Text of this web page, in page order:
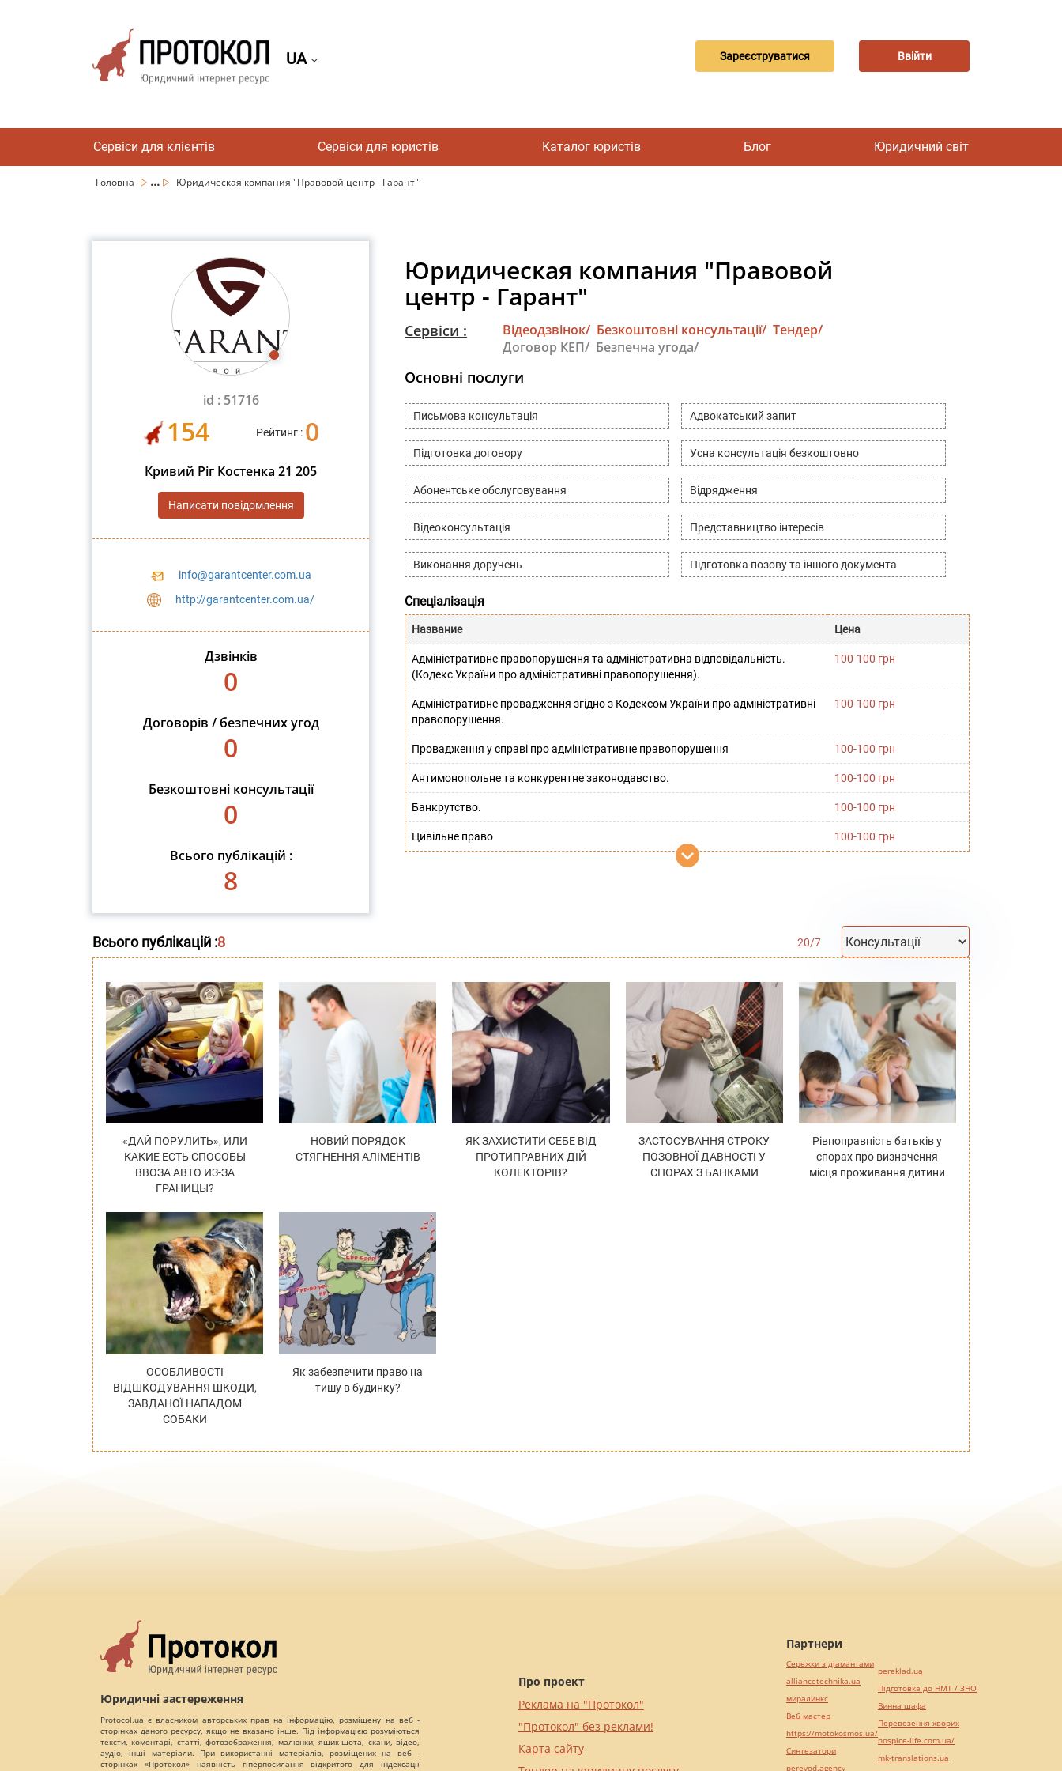
UA Зареєструватися Ввійти
Сервіси для клієнтів Сервіси для юристів Каталог юристів Блог Юридичний світ
Головна ... Юридическая компания "Правовой центр - Гарант"
id : 51716
154 Рейтинг : 0
Кривий Ріг Костенка 21 205
Написати повідомлення
info@garantcenter.com.ua
http://garantcenter.com.ua/
Дзвінків
0
Договорів / безпечних угод
0
Безкоштовні консультації
0
Всього публікацій :
8
Юридическая компания "Правовой
центр - Гарант"
Сервіси : Відеодзвінок/ Безкоштовні консультації/ Тендер/
Договор КЕП/ Безпечна угода/
Основні послуги
Письмова консультація Адвокатський запит
Підготовка договору Усна консультація безкоштовно
Абонентське обслуговування Відрядження
Відеоконсультація Представництво інтересів
Виконання доручень Підготовка позову та іншого документа
Спеціалізація
Название Цена
Адміністративне правопорушення та адміністративна відповідальність.
(Кодекс України про адміністративні правопорушення).
100-100 грн
Адміністративне провадження згідно з Кодексом України про адміністративні
правопорушення.
100-100 грн
Провадження у справі про адміністративне правопорушення 100-100 грн
Антимонопольне та конкурентне законодавство. 100-100 грн
Банкрутство. 100-100 грн
Цивільне право 100-100 грн
Всього публікацій :8 20/7
«ДАЙ ПОРУЛИТЬ», ИЛИ
КАКИЕ ЕСТЬ СПОСОБЫ
ВВОЗА АВТО ИЗ-ЗА
ГРАНИЦЫ?
НОВИЙ ПОРЯДОК
СТЯГНЕННЯ АЛІМЕНТІВ
ЯК ЗАХИСТИТИ СЕБЕ ВІД
ПРОТИПРАВНИХ ДІЙ
КОЛЕКТОРІВ?
ЗАСТОСУВАННЯ СТРОКУ
ПОЗОВНОЇ ДАВНОСТІ У
СПОРАХ З БАНКАМИ
Рівноправність батьків у
спорах про визначення
місця проживання дитини
ОСОБЛИВОСТІ
ВІДШКОДУВАННЯ ШКОДИ,
ЗАВДАНОЇ НАПАДОМ
СОБАКИ
Як забезпечити право на
тишу в будинку?
Юридичні застереження
Protocol.ua є власником авторських прав на інформацію, розміщену на веб -
сторінках даного ресурсу, якщо не вказано інше. Під інформацією розуміються
тексти, коментарі, статті, фотозображення, малюнки, ящик-шота, скани, відео,
аудіо, інші матеріали. При використанні матеріалів, розміщених на веб -
сторінках «Протокол» наявність гіперпосилання відкритого для індексації
Про проект
Реклама на "Протокол"
"Протокол" без реклами!
Карта сайту
Партнери
Сережки з діамантами
alliancetechnika.ua
миралинкс
Веб мастер
https://motokosmos.ua/
Синтезатори
perevod.agency
pereklad.ua
Підготовка до НМТ / ЗНО
Винна шафа
Перевезення хворих
hospice-life.com.ua/
mk-translations.ua